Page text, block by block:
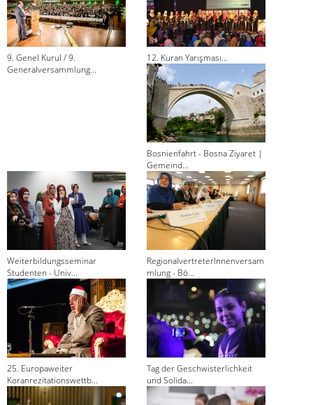
9. Genel Kurul / 9.
Generalversammlung...
12. Kuran Yarışması...
Bosnienfahrt - Bosna Ziyaret |
Gemeind...
Weiterbildungsseminar
Studenten - Univ...
RegionalvertreterInnenversam
mlung - Bö...
25. Europaweiter
Koranrezitationswettb...
Tag der Geschwisterlichkeit
und Solida...